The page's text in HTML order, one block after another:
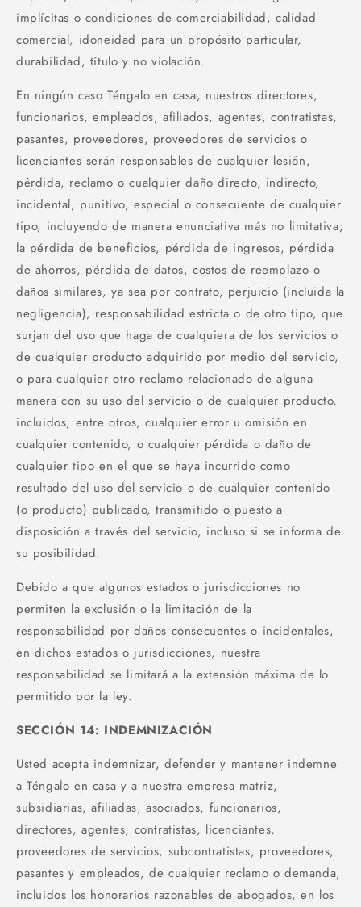
implícitas o condiciones de comerciabilidad, calidad
comercial, idoneidad para un propósito particular,
durabilidad, título y no violación.
En ningún caso Téngalo en casa, nuestros directores,
funcionarios, empleados, afiliados, agentes, contratistas,
pasantes, proveedores, proveedores de servicios o
licenciantes serán responsables de cualquier lesión,
pérdida, reclamo o cualquier daño directo, indirecto,
incidental, punitivo, especial o consecuente de cualquier
tipo, incluyendo de manera enunciativa más no limitativa;
la pérdida de beneficios, pérdida de ingresos, pérdida
de ahorros, pérdida de datos, costos de reemplazo o
daños similares, ya sea por contrato, perjuicio (incluida la
negligencia), responsabilidad estricta o de otro tipo, que
surjan del uso que haga de cualquiera de los servicios o
de cualquier producto adquirido por medio del servicio,
o para cualquier otro reclamo relacionado de alguna
manera con su uso del servicio o de cualquier producto,
incluidos, entre otros, cualquier error u omisión en
cualquier contenido, o cualquier pérdida o daño de
cualquier tipo en el que se haya incurrido como
resultado del uso del servicio o de cualquier contenido
(o producto) publicado, transmitido o puesto a
disposición a través del servicio, incluso si se informa de
su posibilidad.
Debido a que algunos estados o jurisdicciones no
permiten la exclusión o la limitación de la
responsabilidad por daños consecuentes o incidentales,
en dichos estados o jurisdicciones, nuestra
responsabilidad se limitará a la extensión máxima de lo
permitido por la ley.
SECCIÓN 14: INDEMNIZACIÓN
Usted acepta indemnizar, defender y mantener indemne
a Téngalo en casa y a nuestra empresa matriz,
subsidiarias, afiliadas, asociados, funcionarios,
directores, agentes, contratistas, licenciantes,
proveedores de servicios, subcontratistas, proveedores,
pasantes y empleados, de cualquier reclamo o demanda,
incluidos los honorarios razonables de abogados, en los